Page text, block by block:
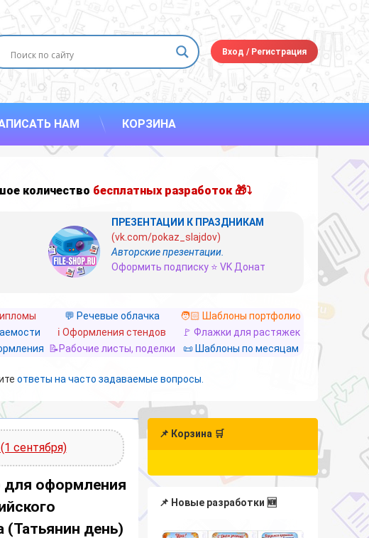
Вход /Регистрация
НАМ КОРЗИНА
количество бесплатных разработок 🎁⤵
ПРЕЗЕНТАЦИИ К ПРАЗДНИКАМ
(vk.com/pokaz_slajdov)
Авторские презентации.
Оформить подписку ⭐ VK Донат
💬 Речевые облачка
🧑🏻 Шаблоны портфолио
ℹ️ Оформления стендов
🚩 Флажки для растяжек
📝Рабочие листы, поделки 📜 Шаблоны по месяцам
ответы на часто задаваемые вопросы.
сентября)
оформления
(Татьянин день)
📌 Корзина 🛒
📌 Новые разработки 🆕